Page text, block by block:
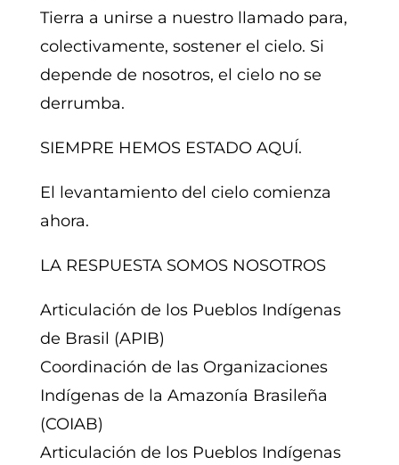
Tierra a unirse a nuestro llamado para,
colectivamente, sostener el cielo. Si
depende de nosotros, el cielo no se
derrumba.
SIEMPRE HEMOS ESTADO AQUÍ.
El levantamiento del cielo comienza
ahora.
LA RESPUESTA SOMOS NOSOTROS
Articulación de los Pueblos Indígenas
de Brasil (APIB)
Coordinación de las Organizaciones
Indígenas de la Amazonía Brasileña
(COIAB)
Articulación de los Pueblos Indígenas